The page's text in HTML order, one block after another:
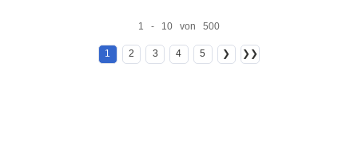
1 - 10 von 500
1 2 3 4 5 ❯ ❯❯